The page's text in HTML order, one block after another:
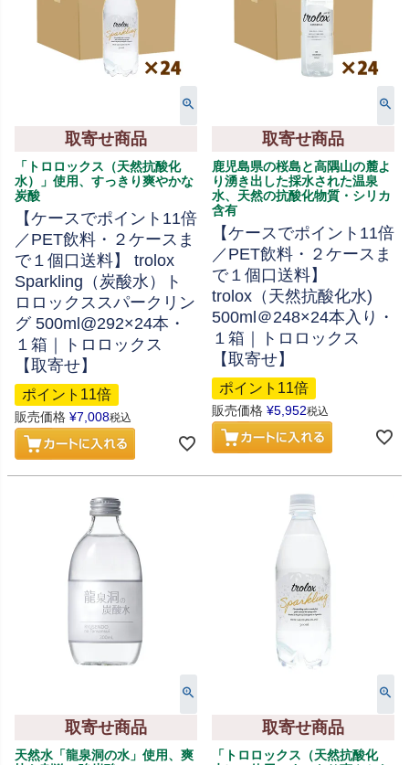
取寄せ商品
「トロロックス（天然抗酸化
水）」使用、すっきり爽やかな
炭酸
【ケースでポイント11倍
／PET飲料・２ケースま
で１個口送料】 trolox
Sparkling（炭酸水）ト
ロロックススパークリン
グ 500ml@292×24本・
１箱｜トロロックス
【取寄せ】
ポイント11倍
販売価格 ¥7,008税込
取寄せ商品
鹿児島県の桜島と高隅山の麓よ
り湧き出した採水された温泉
水、天然の抗酸化物質・シリカ
含有
【ケースでポイント11倍
／PET飲料・２ケースま
で１個口送料】
trolox（天然抗酸化水)
500ml＠248×24本入り・
１箱｜トロロックス
【取寄せ】
ポイント11倍
販売価格 ¥5,952税込
取寄せ商品
天然水「龍泉洞の水」使用、爽
取寄せ商品
「トロロックス（天然抗酸化